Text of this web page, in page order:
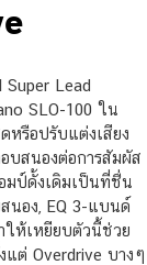
Super Lead
SLO-100 ใน
หรือปรับแต่งเสียง
บสนองต่อการสัมผัส
มป์ดั้งเดิมเป็นที่ชื่น
นอง, EQ 3-แบนด์
ให้เหยียบตัวนี้ช่วย
ต่ Overdrive บางๆ